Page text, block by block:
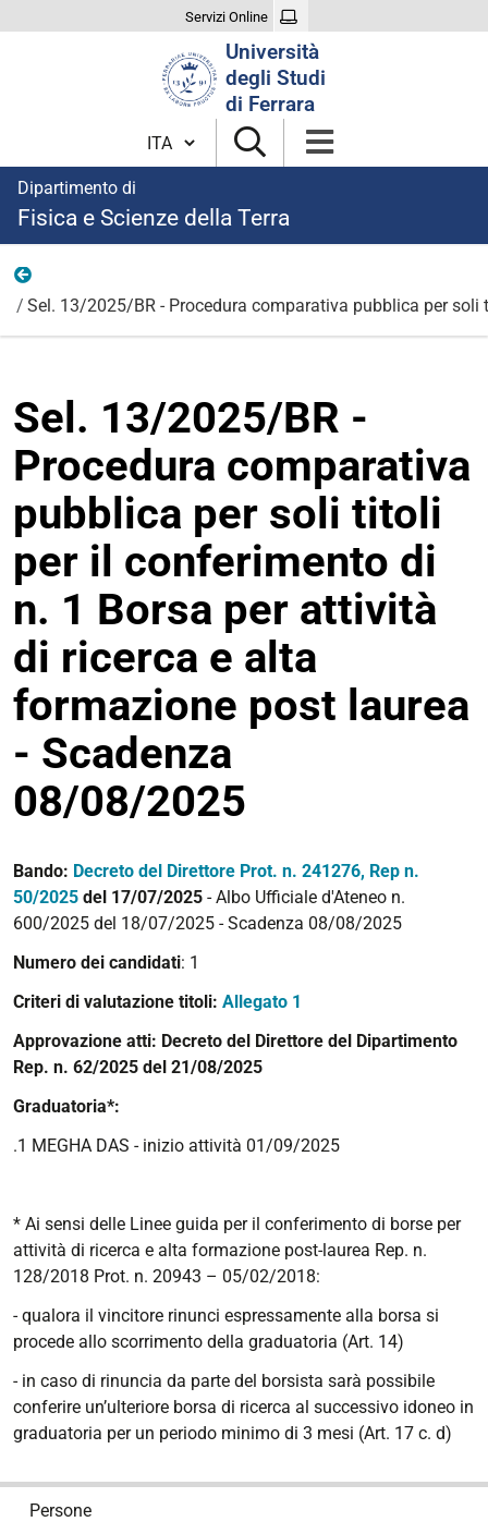
Servizi Online
Università
degli Studi
di Ferrara
Cambia lingua
Dipartimento di
Fisica e Scienze della Terra
Sel. 13/2025/BR - Procedura comparativa pubblica per
Sel. 13/2025/BR -
Procedura comparativa
pubblica per soli titoli
per il conferimento di
n. 1 Borsa per attività
di ricerca e alta
formazione post laurea
- Scadenza
08/08/2025
Bando: Decreto del Direttore Prot. n. 241276, Rep n.
50/2025 del 17/07/2025 - Albo Ufficiale d'Ateneo n.
600/2025 del 18/07/2025 - Scadenza 08/08/2025
Numero dei candidati: 1
Criteri di valutazione titoli: Allegato 1
Approvazione atti: Decreto del Direttore del Dipartimento
Rep. n. 62/2025 del 21/08/2025
Graduatoria*:
.1 MEGHA DAS - inizio attività 01/09/2025
* Ai sensi delle Linee guida per il conferimento di borse per
attività di ricerca e alta formazione post-laurea Rep. n.
128/2018 Prot. n. 20943 – 05/02/2018:
- qualora il vincitore rinunci espressamente alla borsa si
procede allo scorrimento della graduatoria (Art. 14)
- in caso di rinuncia da parte del borsista sarà possibile
conferire un’ulteriore borsa di ricerca al successivo idoneo in
graduatoria per un periodo minimo di 3 mesi (Art. 17 c. d)
Persone